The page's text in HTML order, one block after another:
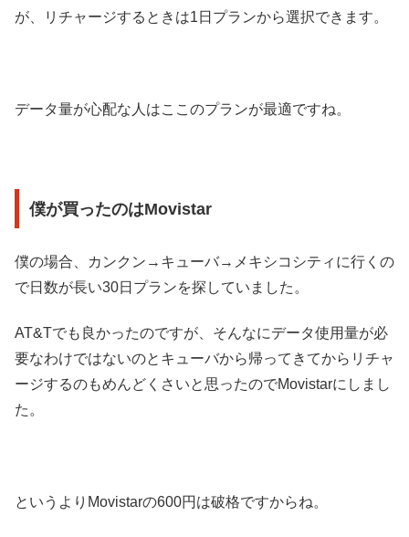
が、リチャージするときは1日プランから選択できます。
データ量が心配な人はここのプランが最適ですね。
僕が買ったのはMovistar
僕の場合、カンクン→キューバ→メキシコシティに行くの
で日数が長い30日プランを探していました。
AT&Tでも良かったのですが、そんなにデータ使用量が必
要なわけではないのとキューバから帰ってきてからリチャ
ージするのもめんどくさいと思ったのでMovistarにしまし
た。
というよりMovistarの600円は破格ですからね。